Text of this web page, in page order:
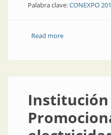
Palabra clave:CONEXPO
Read moreabout Conexpo